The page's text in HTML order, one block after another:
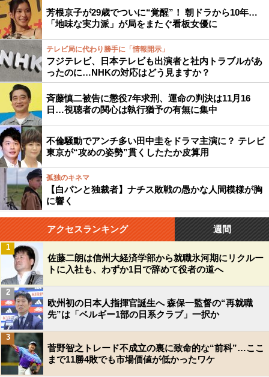
芳根京子が29歳でついに“覚醒”！ 朝ドラから10年…
「地味な実力派」が局をまたぐ看板女優に
テレビ局に代わり勝手に「情報開示」
フジテレビ、日本テレビも出演者と社内トラブルがあ
ったのに…NHKの対応はどう見ますか？
斉藤慎二被告に懲役7年求刑、運命の判決は11月16
日…視聴者の関心は執行猶予の有無に集中
不倫騒動でアンチ多い田中圭をドラマ主演に？ テレビ
東京が“攻めの姿勢”貫くしたたか皮算用
孤独のキネマ
【白パンと独裁者】ナチス敗戦の愚かな人間模様が胸
に響く
アクセスランキング 週間
佐藤二朗は信州大経済学部から就職氷河期にリクルー
トに入社も、わずか1日で辞めて役者の道へ
1
欧州初の日本人指揮官誕生へ 森保一監督の“再就職
先”は「ベルギー1部の日系クラブ」一択か
2
菅野智之トレード不成立の裏に致命的な“前科”…ここ
まで11勝4敗でも市場価値が低かったワケ
3